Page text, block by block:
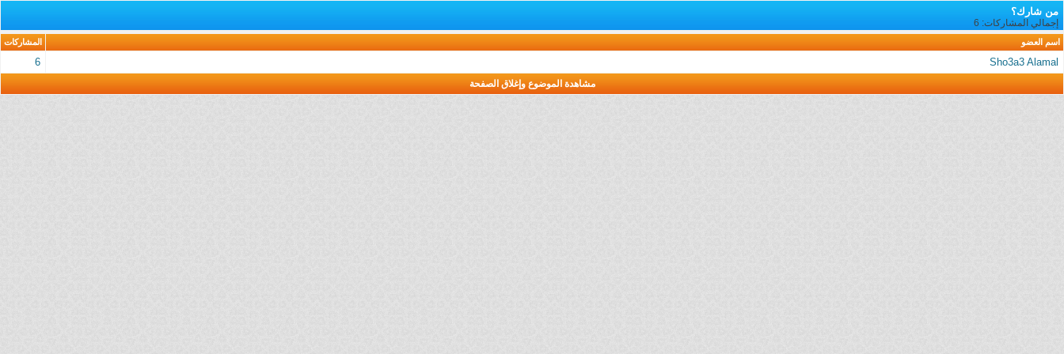
من شارك؟
إجمالي المشاركات: 6
اسم العضو المشاركات
Sho3a3 Alamal
6
مشاهدة الموضوع وإغلاق الصفحة